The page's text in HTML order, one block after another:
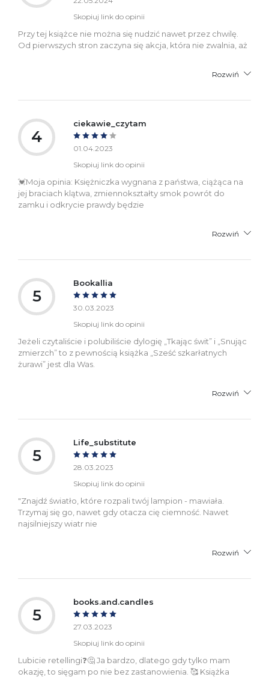
Skopiuj link do opinii
Przy tej książce nie można się nudzić nawet przez chwilę.
Od pierwszych stron zaczyna się akcja, która nie zwalnia, aż
Rozwiń
4
ciekawie_czytam
01.04.2023
Skopiuj link do opinii
💓Moja opinia: Księżniczka wygnana z państwa, ciążąca na
jej braciach klątwa, zmiennokształty smok powrót do
zamku i odkrycie prawdy będzie
Rozwiń
5
Bookallia
30.03.2023
Skopiuj link do opinii
Jeżeli czytaliście i polubiliście dylogię „Tkając świt” i „Snując
zmierzch” to z pewnością książka „Sześć szkarłatnych
żurawi” jest dla Was.
Rozwiń
5
Life_substitute
28.03.2023
Skopiuj link do opinii
"Znajdź światło, które rozpali twój lampion - mawiała.
Trzymaj się go, nawet gdy otacza cię ciemność. Nawet
najsilniejszy wiatr nie
Rozwiń
5
books.and.candles
27.03.2023
Skopiuj link do opinii
Lubicie retellingi❓️🤔 Ja bardzo, dlatego gdy tylko mam
okazję, to sięgam po nie bez zastanowienia. 🥰 Książka